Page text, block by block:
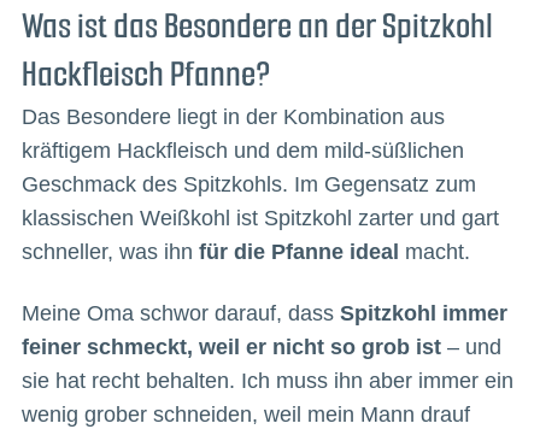
Was ist das Besondere an der Spitzkohl
Hackfleisch Pfanne?
Das Besondere liegt in der Kombination aus
kräftigem Hackfleisch und dem mild-süßlichen
Geschmack des Spitzkohls. Im Gegensatz zum
klassischen Weißkohl ist Spitzkohl zarter und gart
schneller, was ihn für die Pfanne ideal macht.
Meine Oma schwor darauf, dass Spitzkohl immer
feiner schmeckt, weil er nicht so grob ist– und
sie hat recht behalten. Ich muss ihn aber immer ein
wenig grober schneiden, weil mein Mann drauf